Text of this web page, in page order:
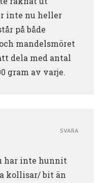
inte nu heller
på både
mandelsmöret
dela med antal
gram av varje.
har inte hunnit
kollisar/ bit än
SVARA